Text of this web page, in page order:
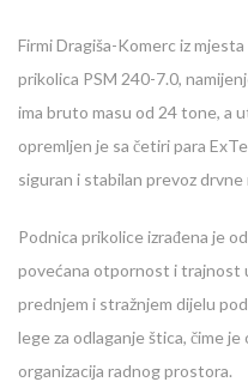
Firmi Dragiša-Komerc iz
prikolica PSM 240-7.0,
ima bruto masu od 24 tone, a
opremljen je sa četiri para
siguran i stabilan prevoz drvne
Podnica prikolice izrađena je
povećana otpornost i trajnost
prednjem i stražnjem dijelu
lege za odlaganje štica, čime
organizacija radnog prostora.